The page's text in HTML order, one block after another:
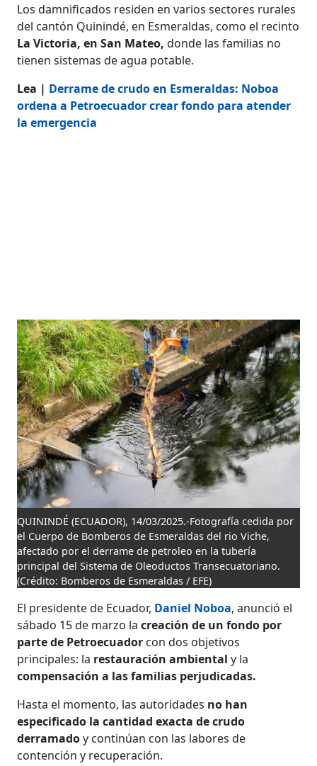
Los damnificados residen en varios sectores rurales
del cantón Quinindé, en Esmeraldas, como el recinto
La Victoria, en San Mateo, donde las familias no
tienen sistemas de agua potable.
Lea | Derrame de crudo en Esmeraldas: Noboa
ordena a Petroecuador crear fondo para atender
la emergencia
QUININDÉ (ECUADOR), 14/03/2025.-Fotografía cedida por
el Cuerpo de Bomberos de Esmeraldas del rio Viche,
afectado por el derrame de petroleo en la tubería
principal del Sistema de Oleoductos Transecuatoriano.
(Crédito: Bomberos de Esmeraldas / EFE)
El presidente de Ecuador, Daniel Noboa, anunció el
sábado 15 de marzo lacreación de un fondo por
parte de Petroecuador con dos objetivos
principales: la restauración ambientaly la
compensación a las familias perjudicadas.
Hasta el momento, las autoridades no han
especificado la cantidad exacta de crudo
derramadoy continúan con las labores de
contención y recuperación.